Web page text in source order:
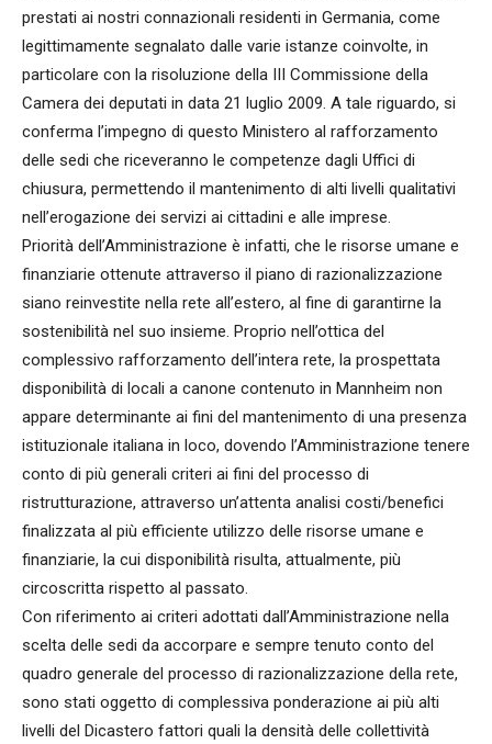
prestati ai nostri connazionali residenti in Germania, come
legittimamente segnalato dalle varie istanze coinvolte, in
particolare con la risoluzione della III Commissione della
Camera dei deputati in data 21 luglio 2009. A tale riguardo, si
conferma l’impegno di questo Ministero al rafforzamento
delle sedi che riceveranno le competenze dagli Uffici di
chiusura, permettendo il mantenimento di alti livelli qualitativi
nell’erogazione dei servizi ai cittadini e alle imprese.
Priorità dell’Amministrazione è infatti, che le risorse umane e
finanziarie ottenute attraverso il piano di razionalizzazione
siano reinvestite nella rete all’estero, al fine di garantirne la
sostenibilità nel suo insieme. Proprio nell’ottica del
complessivo rafforzamento dell’intera rete, la prospettata
disponibilità di locali a canone contenuto in Mannheim non
appare determinante ai fini del mantenimento di una presenza
istituzionale italiana in loco, dovendo l’Amministrazione tenere
conto di più generali criteri ai fini del processo di
ristrutturazione, attraverso un’attenta analisi costi/benefici
finalizzata al più efficiente utilizzo delle risorse umane e
finanziarie, la cui disponibilità risulta, attualmente, più
circoscritta rispetto al passato.
Con riferimento ai criteri adottati dall’Amministrazione nella
scelta delle sedi da accorpare e sempre tenuto conto del
quadro generale del processo di razionalizzazione della rete,
sono stati oggetto di complessiva ponderazione ai più alti
livelli del Dicastero fattori quali la densità delle collettività